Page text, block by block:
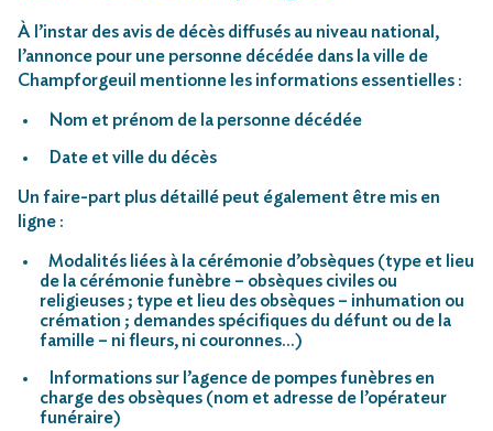
À l’instar des avis de décès diffusés au niveau national,
l’annonce pour une personne décédée dans la ville de
Champforgeuil mentionne les informations essentielles :
Nom et prénom de la personne décédée
Date et ville du décès
Un faire-part plus détaillé peut également être mis en
ligne :
Modalités liées à la cérémonie d’obsèques (type et lieu
de la cérémonie funèbre – obsèques civiles ou
religieuses ; type et lieu des obsèques – inhumation ou
crémation ; demandes spécifiques du défunt ou de la
famille – ni fleurs, ni couronnes…)
Informations sur l’agence de pompes funèbres en
charge des obsèques (nom et adresse de l’opérateur
funéraire)